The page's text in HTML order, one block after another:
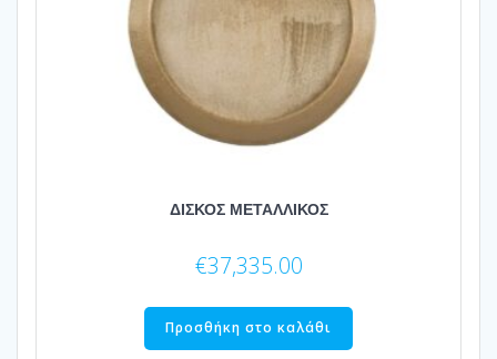
ΔΙΣΚΟΣ ΜΕΤΑΛΛΙΚΟΣ
€37,335.00
Προσθήκη στο καλάθι